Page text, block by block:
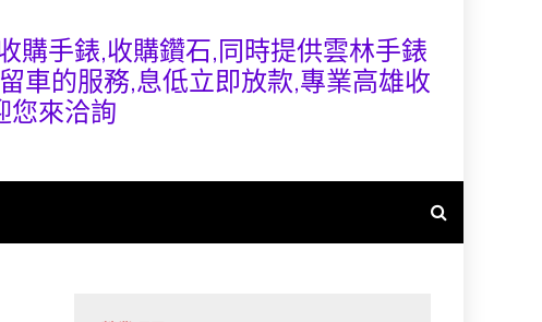
購手錶,收購鑽石,同時提供雲林手錶
車的服務,息低立即放款,專業高雄收
您來洽詢